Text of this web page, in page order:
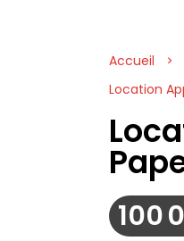
Accueil
Location
100